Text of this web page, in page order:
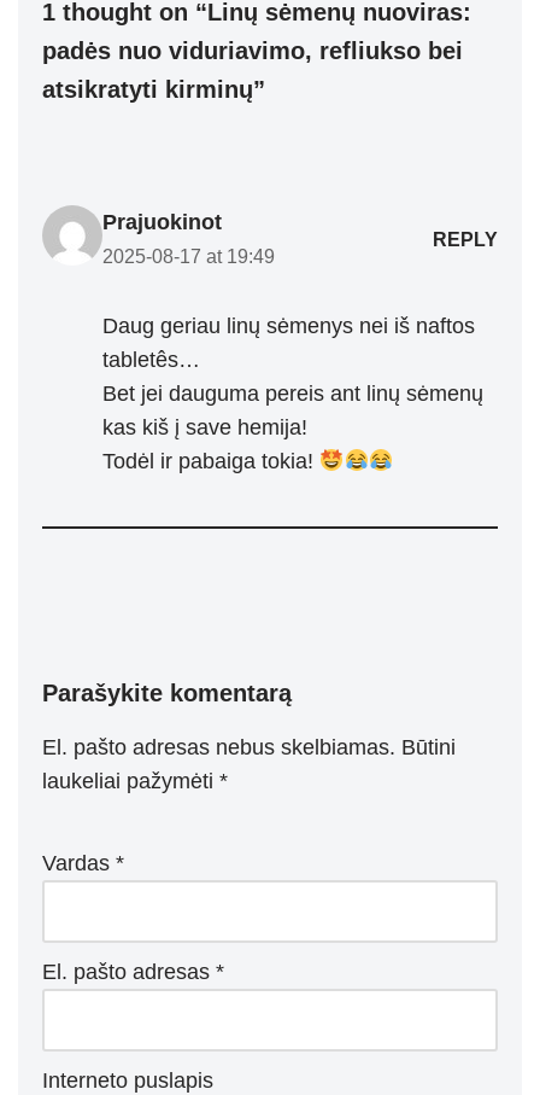
1 thought on “Linų sėmenų nuoviras:
padės nuo viduriavimo, refliukso bei
atsikratyti kirminų”
Prajuokinot
2025-08-17 at 19:49
REPLY
Daug geriau linų sėmenys nei iš naftos
tabletês…
Bet jei dauguma pereis ant linų sėmenų
kas kiš į save hemija!
Todėl ir pabaiga tokia!
Parašykite komentarą
El. pašto adresas nebus skelbiamas. Būtini
laukeliai pažymėti *
Vardas *
El. pašto adresas *
Interneto puslapis